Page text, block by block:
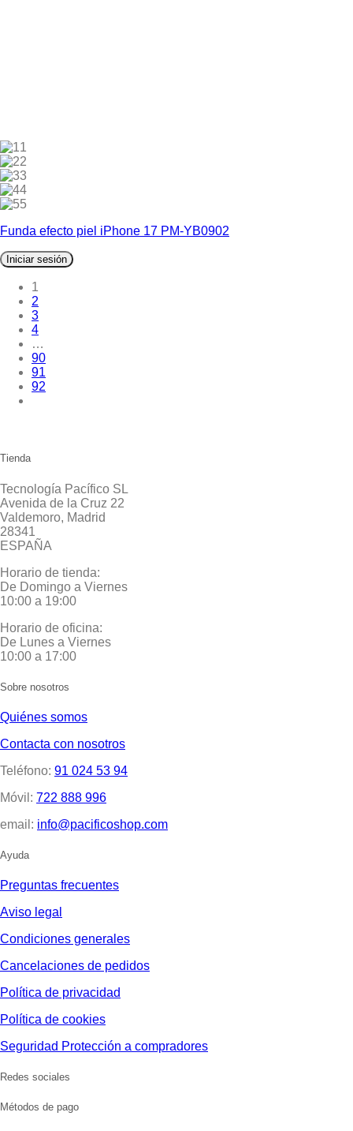
1
2
3
4
5
Funda efecto piel iPhone 17 PM-YB0902
Iniciar sesión
1
2
3
4
…
90
91
92
Tienda
Tecnología Pacífico SL
Avenida de la Cruz 22
Valdemoro, Madrid
28341
ESPAÑA
Horario de tienda:
De Domingo a Viernes
10:00 a 19:00
Horario de oficina:
De Lunes a Viernes
10:00 a 17:00
Sobre nosotros
Quiénes somos
Contacta con nosotros
Teléfono: 91 024 53 94
Móvil: 722 888 996
email: info@pacificoshop.com
Ayuda
Preguntas frecuentes
Aviso legal
Condiciones generales
Cancelaciones de pedidos
Política de privacidad
Política de cookies
Seguridad Protección a compradores
Redes sociales
Métodos de pago